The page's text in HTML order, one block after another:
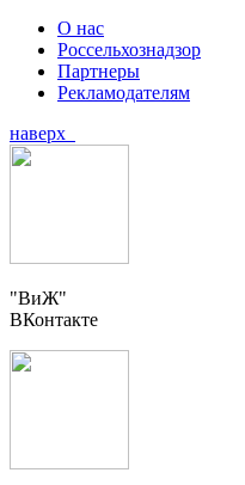
О нас
Россельхознадзор
Партнеры
Рекламодателям
наверх
"ВиЖ"
ВКонтакте